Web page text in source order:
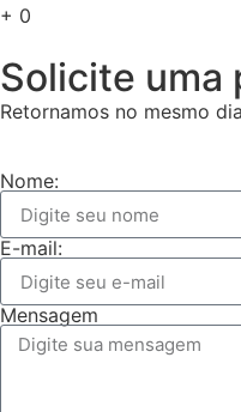
+ 0
Solicite uma
Retornamos no mesmo
Nome:
E-mail:
Mensagem